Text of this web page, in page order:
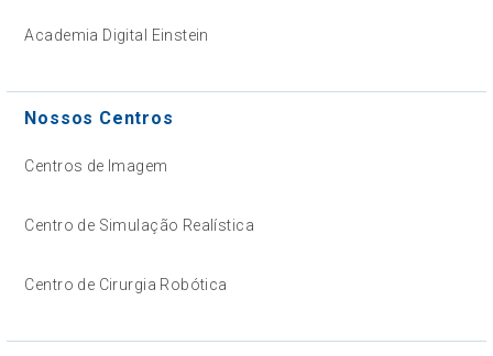
Academia Digital Einstein
Nossos Centros
Centros de Imagem
Centro de Simulação Realística
Centro de Cirurgia Robótica